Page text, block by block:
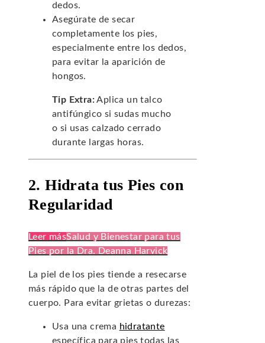
dedos.
Asegúrate de secar
completamente los pies,
especialmente entre los dedos,
para evitar la aparición de
hongos.
Tip Extra:Aplica un talco
antifúngico si sudas mucho
o si usas calzado cerrado
durante largas horas.
2. Hidrata tus Pies con
Regularidad
Leer másSalud y Bienestar para tus
Pies por la Dra. Deanna Harvick
La piel de los pies tiende a resecarse
más rápido que la de otras partes del
cuerpo. Para evitar grietas o durezas:
Usa una crema hidratante
específica para pies todas las